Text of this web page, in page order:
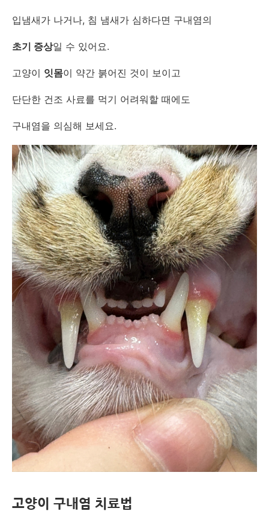
입냄새가 나거나, 침 냄새가 심하다면 구내염의
초기 증상일 수 있어요.
고양이 잇몸이 약간 붉어진 것이 보이고
단단한 건조 사료를 먹기 어려워할 때에도
구내염을 의심해 보세요.
고양이 구내염 치료법